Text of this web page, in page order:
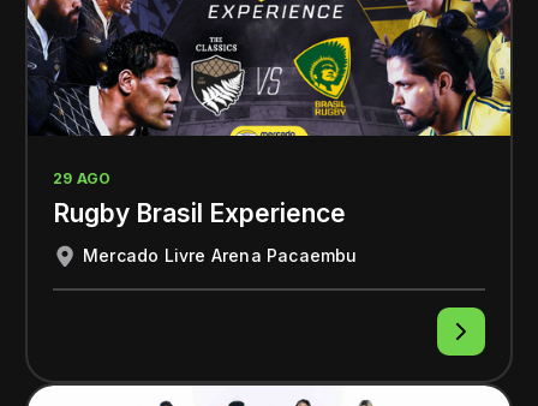
29 AGO
Rugby Brasil Experience
Mercado Livre Arena Pacaembu